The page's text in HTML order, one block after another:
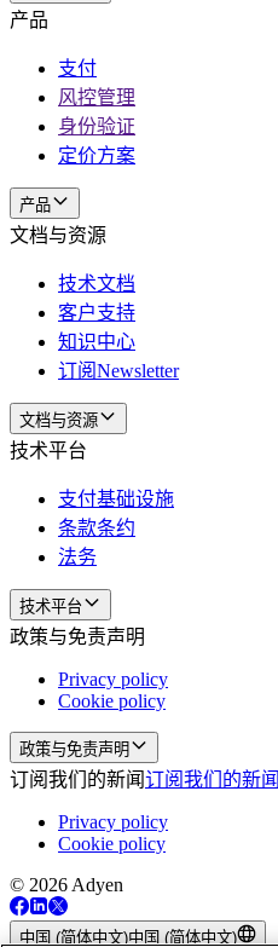
产品
支付
风控管理
身份验证
定价方案
产品
文档与资源
技术文档
客户支持
知识中心
订阅Newsletter
文档与资源
技术平台
支付基础设施
条款条约
法务
技术平台
政策与免责声明
Privacy policy
Cookie policy
政策与免责声明
订阅我们的新闻订阅我们的新闻
Privacy policy
Cookie policy
© 2026 Adyen
中国 (简体中文)中国 (简体中文)